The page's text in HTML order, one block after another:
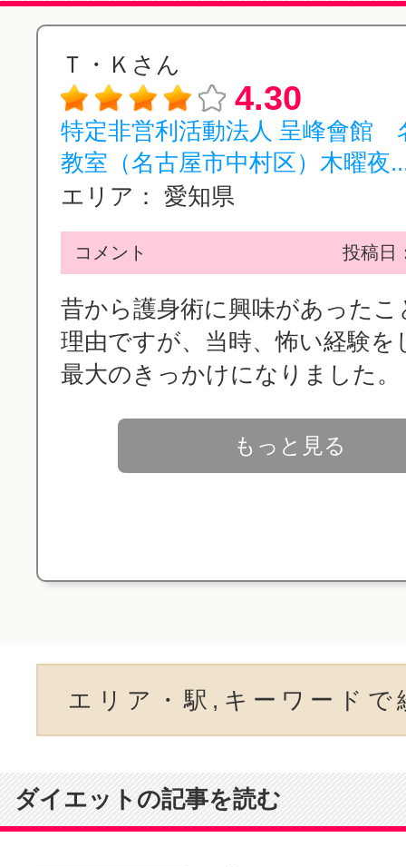
Ｔ・Ｋさん
4.30
特定非営利活動法人 呈峰會館
教室（名古屋市中村区）木曜夜
エリア： 愛知県
コメント 投稿日
昔から護身術に興味があったこ
理由ですが、当時、怖い経験を
最大のきっかけになりました。
もっと見る
エリア・駅,キーワードで
ダイエットの記事を読む